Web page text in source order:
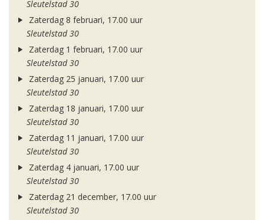
Sleutelstad 30
Zaterdag 8 februari, 17.00 uur
Sleutelstad 30
Zaterdag 1 februari, 17.00 uur
Sleutelstad 30
Zaterdag 25 januari, 17.00 uur
Sleutelstad 30
Zaterdag 18 januari, 17.00 uur
Sleutelstad 30
Zaterdag 11 januari, 17.00 uur
Sleutelstad 30
Zaterdag 4 januari, 17.00 uur
Sleutelstad 30
Zaterdag 21 december, 17.00 uur
Sleutelstad 30